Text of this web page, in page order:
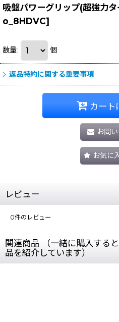
吸盤パワーグリップ(超強力タ
o_8HDVC]
数量: 個
返品特約に関する重要事項
カート
お問
お気に
レビュー
0件のレビュー
関連商品 （一緒に購入する
品を紹介しています）